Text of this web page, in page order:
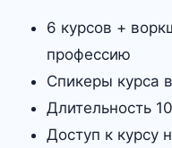
6 курсов +
профессию
Спикеры курса
Длительность
Доступ к курсу